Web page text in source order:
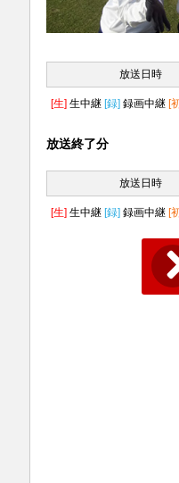
放送日時
[生] 生中継 [録] 録画中継 [
放送終了分
放送日時
[生] 生中継 [録] 録画中継 [